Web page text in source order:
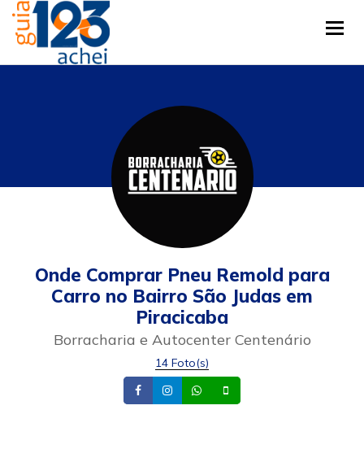
Onde Comprar Pneu Remold para
Carro no Bairro São Judas em
Piracicaba
Borracharia e Autocenter Centenário
14 Foto(s)
FacebookInstagramWhatsapp